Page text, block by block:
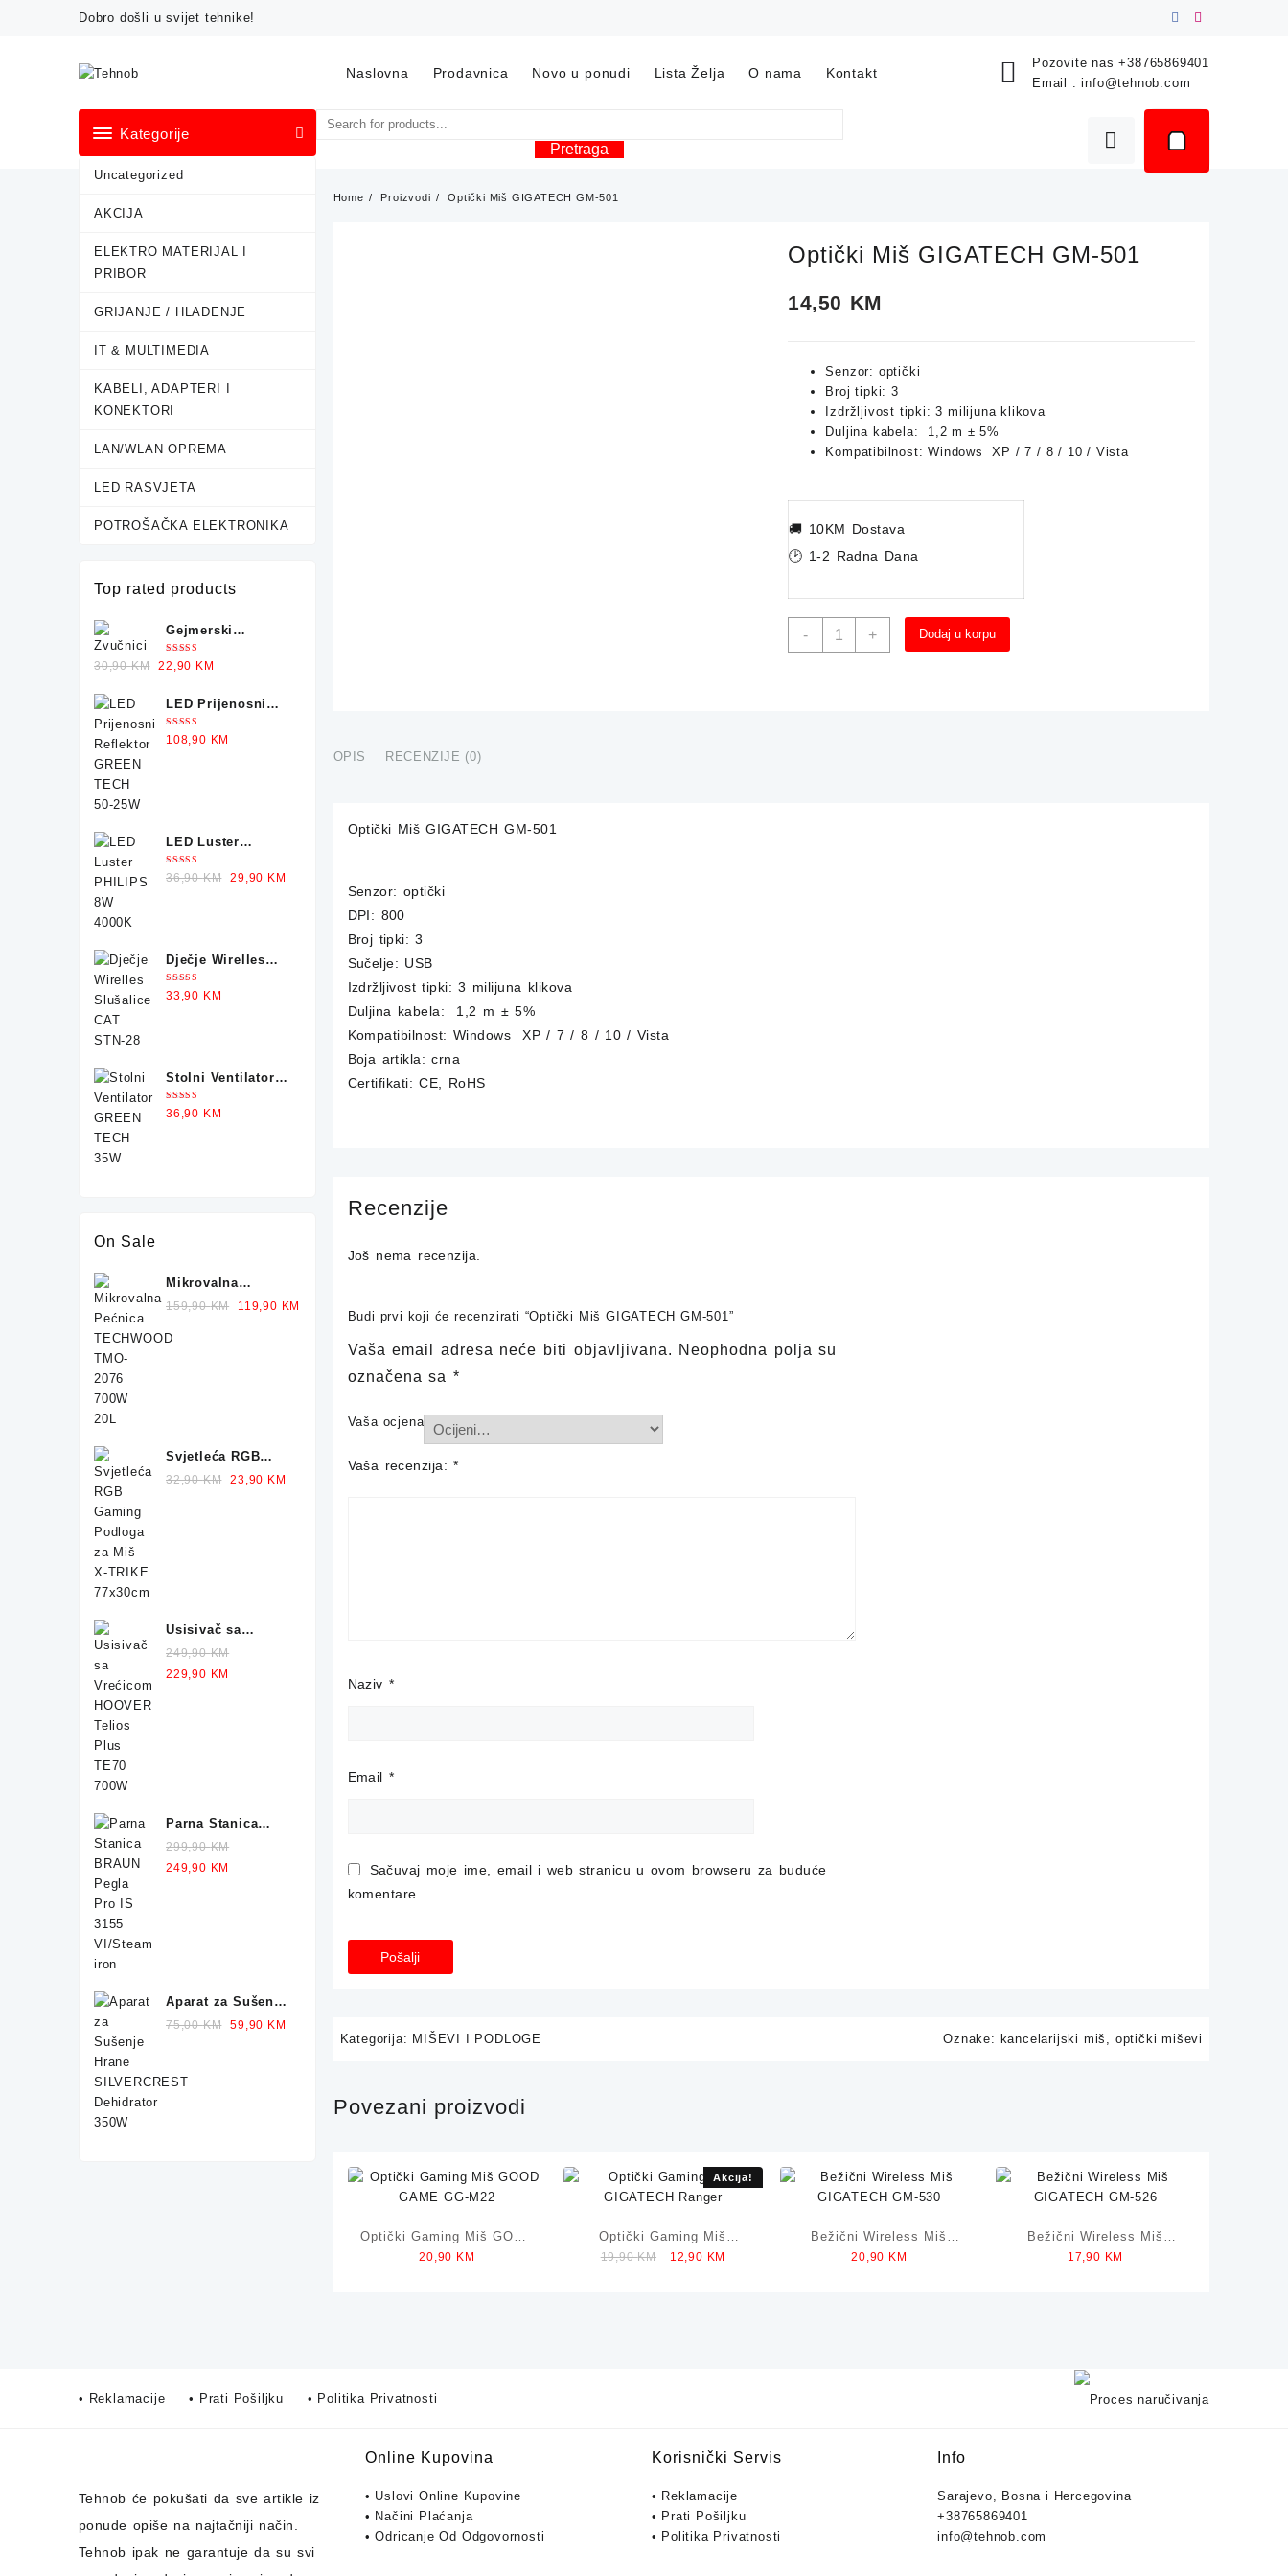
Dobro došli u svijet tehnike!
Naslovna Prodavnica Novo u ponudi Lista Želja O nama Kontakt
Pozovite nas +38765869401
Email :info@tehnob.com
Kategorije
Uncategorized
AKCIJA
ELEKTRO MATERIJAL I
PRIBOR
GRIJANJE / HLAĐENJE
IT & MULTIMEDIA
KABELI, ADAPTERI I
KONEKTORI
LAN/WLAN OPREMA
LED RASVJETA
POTROŠAČKA ELEKTRONIKA
Pretraga
Home Proizvodi Optički Miš GIGATECH GM-501
Optički Miš GIGATECH GM-501
14,50 KM
Senzor: optički
Broj tipki: 3
Izdržljivost tipki: 3 milijuna klikova
Duljina kabela: 1,2 m ± 5%
Kompatibilnost: Windows XP / 7 / 8 / 10 / Vista
🚚 10KM Dostava
🕑 1-2 Radna Dana
-
Optički
+ Dodaj u korpu
OPIS RECENZIJE (0)
Optički Miš GIGATECH GM-501
Senzor: optički
DPI: 800
Broj tipki: 3
Sučelje: USB
Izdržljivost tipki: 3 milijuna klikova
Duljina kabela: 1,2 m ± 5%
Kompatibilnost: Windows XP / 7 / 8 / 10 / Vista
Boja artikla: crna
Certifikati: CE, RoHS
Recenzije
Još nema recenzija.
Budi prvi koji će recenzirati “Optički Miš GIGATECH GM-501”
Vaša email adresa neće biti objavljivana. Neophodna polja su
označena sa *
Vaša ocjena
Vaša recenzija:*
Naziv *
Email *
Sačuvaj moje ime, email i web stranicu u ovom browseru za buduće
komentare.
Kategorija: MIŠEVI I PODLOGE Oznake: kancelarijski miš , optički miševi
Povezani proizvodi
Optički Gaming Miš GOOD
GAME GG-M22
20,90 KM
Akcija!
Optički Gaming Miš
GIGATECH Ranger
19,90KM
Original
12,90 KM
Bežični Wireless Miš
GIGATECH GM-530
20,90 KM
Bežični Wireless Miš
GIGATECH GM-526
17,90 KM
Top rated products
Gejmerski
Zvučnici sa
Osvjetljenjem X-
Ocjenjeno
5.00od 5
30,90KM
Original
was:
30,90 KM.
22,90 KM
is:
LED Prijenosni
Reflektor GREEN
TECH 50-25W
Ocjenjeno
5.00od 5
108,90 KM
LED Luster
PHILIPS 8W 4000K
Ocjenjeno
5.00od 5
36,90KM
Original
29,90 KM
29,90 KM.
Dječje Wirelles
Slušalice CAT
STN-28
Ocjenjeno
5.00od 5
33,90 KM
Stolni Ventilator
GREEN TECH 35W
Ocjenjeno
5.00od 5
36,90 KM
On Sale
Mikrovalna
Pećnica
2076 700W 20L
159,90KM
Original
119,90 KM
Svjetleća RGB
Gaming Podloga
32,90KM
Original
23,90 KM
Usisivač sa
Vrećicom HOOVER
Telios Plus TE70
249,90KM
Original
229,90 KM
Parna Stanica
BRAUN Pegla IS
1012 2400W
299,90KM
Original
249,90 KM
Aparat za Sušenje
Hrane
75,00KM
Original
59,90 KM
• Reklamacije • Prati Pošiljku • Politika Privatnosti
Tehnob će pokušati da sve artikle iz
ponude opiše na najtačniji način.
Tehnob ipak ne garantuje da su svi
Online Kupovina
• Uslovi Online Kupovine
• Načini Plaćanja
• Odricanje Od Odgovornosti
Korisnički Servis
• Reklamacije
• Prati Pošiljku
• Politika Privatnosti
Info
Sarajevo, Bosna i Hercegovina
+38765869401
info@tehnob.com